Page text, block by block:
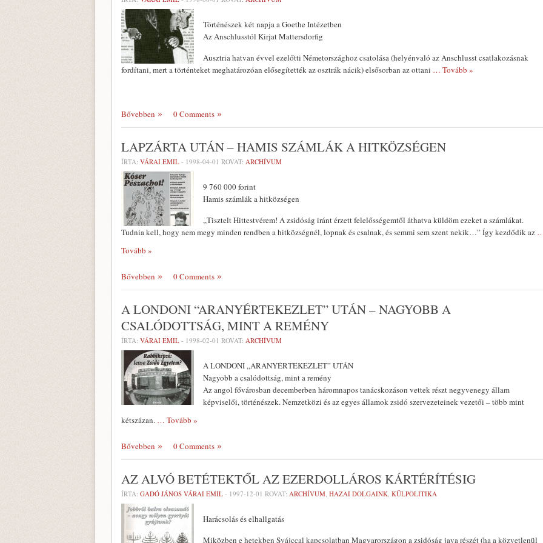
Történészek két napja a Goethe Intézetben
Az Anschlusstól Kirjat Mattersdorfig
Ausztria hatvan évvel ezelőtti Németor­szághoz csatolása (helyénvaló az Anschlusst csatlakozásnak
fordítani, mert a tör­ténteket meghatározóan elősegítették az osztrák nácik) elsősorban az ottani … Tovább »
Bővebben 0 Comments
LAPZÁRTA UTÁN – HAMIS SZÁMLÁK A HITKÖZSÉGEN
ÍRTA: VÁRAI EMIL - 1998-04-01 ROVAT: ARCHÍVUM
9 760 000 forint
Hamis számlák a hitközségen
,,Tisztelt Hittestvérem! A zsidóság iránt érzett felelősségem­től áthatva küldöm ezeket a számlákat.
Tudnia kell, hogy nem megy minden rendben a hitközségnél, lopnak és csal­nak, és semmi sem szent nekik…” Így kezdődik az
Tovább »
Bővebben 0 Comments
A LONDONI “ARANYÉRTEKEZLET” UTÁN – NAGYOBB A
CSALÓDOTTSÁG, MINT A REMÉNY
ÍRTA: VÁRAI EMIL - 1998-02-01 ROVAT: ARCHÍVUM
A LONDONI „ARANYÉRTEKEZLET” UTÁN
Nagyobb a csalódottság, mint a remény
Az angol fővárosban decemberben háromnapos tanács­kozáson vettek részt negyvenegy állam
képviselői, törté­nészek. Nemzetközi és az egyes államok zsidó szerveze­teinek vezetői – több mint
kétszázan. … Tovább »
Bővebben 0 Comments
AZ ALVÓ BETÉTEKTŐL AZ EZERDOLLÁROS KÁRTÉRÍTÉSIG
ÍRTA: GADÓ JÁNOS VÁRAI EMIL - 1997-12-01 ROVAT: ARCHÍVUM, HAZAI DOLGAINK, KÜLPOLITIKA
Harácsolás és elhallgatás
Miközben e hetekben Svájccal kapcso­latban Magyarországon a zsidóság java ré­szét (ha a közvetlenül